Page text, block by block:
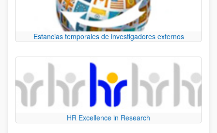
Estancias temporales de investigadores externos
HR Excellence in Research